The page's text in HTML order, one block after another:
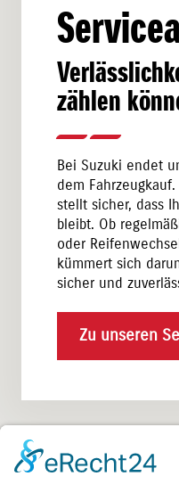
zählen
Bei Suzuki endet
dem
stellt sicher, dass
bleibt. Ob
oder
kümmert sich
sicher und
Zu unseren